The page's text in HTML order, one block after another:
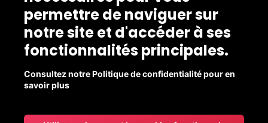
permettre de naviguer sur
notre site et d'accéder à ses
fonctionnalités principales.
Consultez notre Politique de confidentialité pour en
savoir plus